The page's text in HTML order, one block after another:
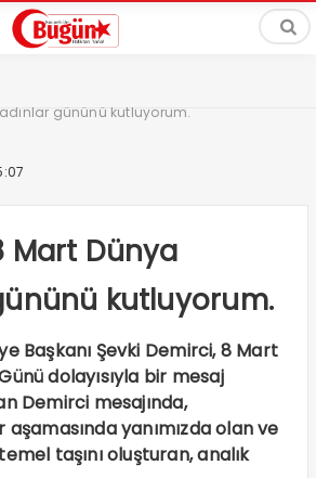
gününü kutluyorum.
Mart Dünya
kutluyorum.
Başkanı Şevki Demirci, 8 Mart
dolayısıyla bir mesaj
Demirci mesajında,
aşamasında yanımızda olan ve
taşını oluşturan, analık